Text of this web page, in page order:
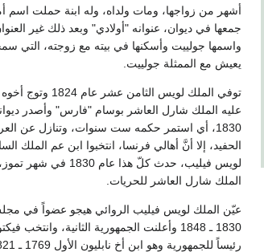
أشهر من زواجها، ومات ولداه، وله ابنة حملت اسم
جمعها في ديوان، عنوانه "أولادي" وبعد ذلك غير
واسمها جولييت وأسكنها في بيته مع زوجته، التي
يعيش مع الممثلة جولييت.‏
توفي الملك
عليه الملك شارل العاشر بوسام "فارس" وأصدر
1830، أي استمر حكمه ست سنوات، وتنازل عن
الحفيد، إلا أنَّ أهالي فرنسا، انتخبوا ابن عم الملك
لويس فيليب، حدث كلّ
الملك شارل العاشر للحريات.‏
1830 ـ 1848 وأعلنت الجمهورية الثانية،